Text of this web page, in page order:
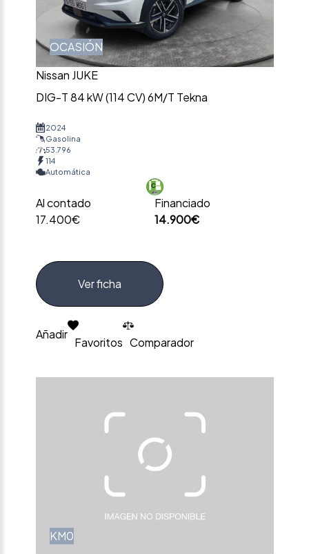
OCASIÓN
Nissan JUKE
DIG-T 84 kW (114 CV) 6M/T Tekna
2024
Gasolina
53.796
114
Automática
Al contado
17.400€
Financiado
14.900€
Ver ficha
Añadir
Favoritos Comparador
KM0